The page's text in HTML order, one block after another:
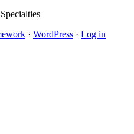
· WordPress · Log in